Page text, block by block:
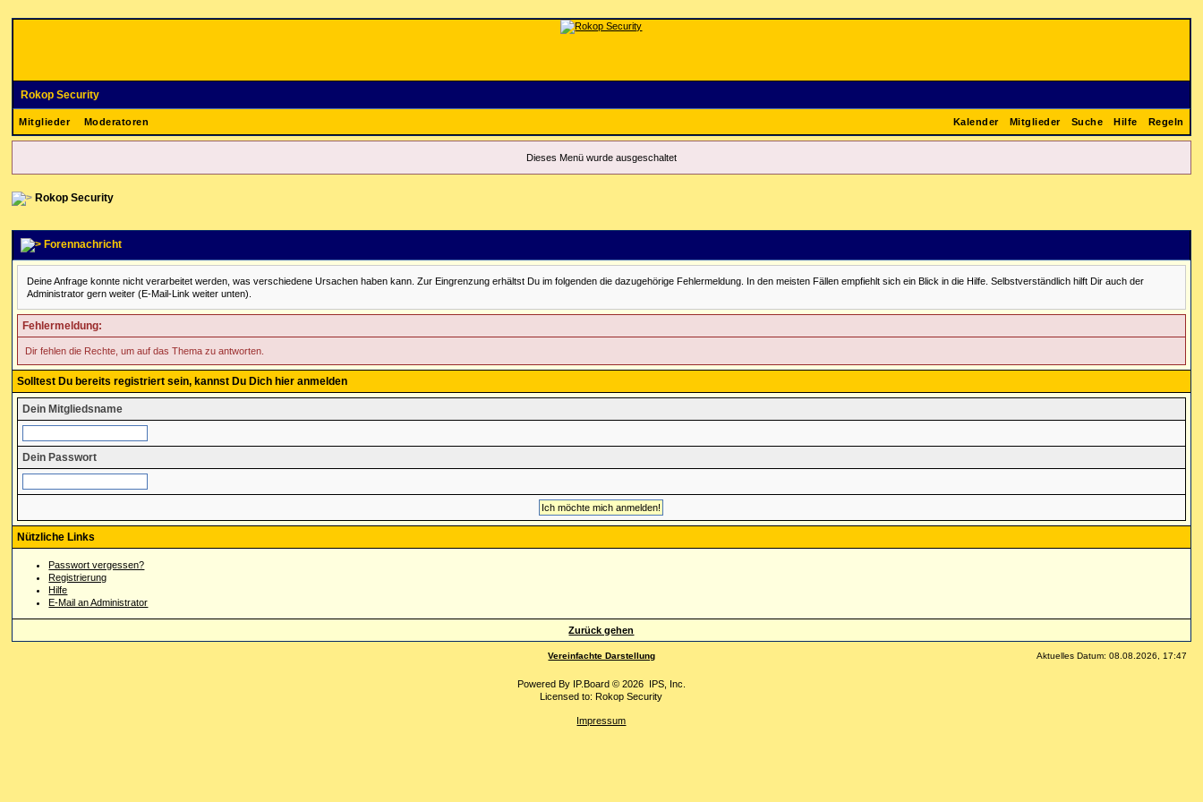
Rokop Security
Mitglieder Moderatoren Regeln
Hilfe
Suche
Mitglieder
Kalender
Dieses Menü wurde ausgeschaltet
Rokop Security
Forennachricht
Deine Anfrage konnte nicht verarbeitet werden, was verschiedene Ursachen haben kann. Zur Eingrenzung erhältst Du im folgenden die dazugehörige Fehlermeldung. In den meisten Fällen empfiehlt sich ein Blick in die Hilfe. Selbstverständlich hilft Dir auch der
Administrator gern weiter (E-Mail-Link weiter unten).
Fehlermeldung:
Dir fehlen die Rechte, um auf das Thema zu antworten.
Solltest Du bereits registriert sein, kannst Du Dich hier anmelden
Dein Mitgliedsname
Dein Passwort
Nützliche Links
Passwort vergessen?
Registrierung
Hilfe
E-Mail an Administrator
Zurück gehen
Vereinfachte Darstellung Aktuelles Datum: 08.08.2026, 17:47
Powered By IP.Board© 2026 IPS, Inc
Licensed to: Rokop Security
Impressum